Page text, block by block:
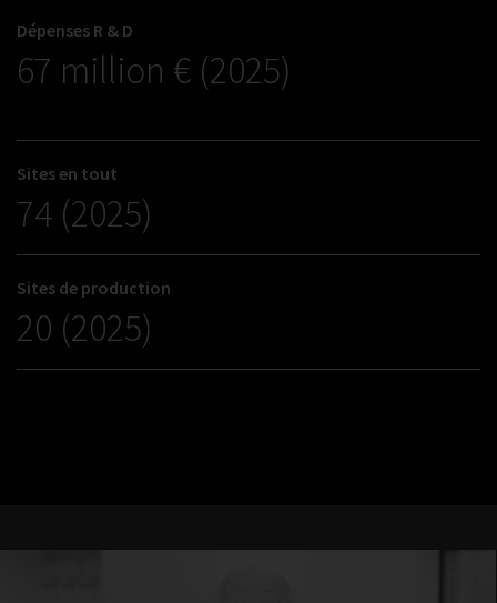
Dépenses R & D
67 million € (2025)
Sites en tout
74 (2025)
Sites de production
20 (2025)